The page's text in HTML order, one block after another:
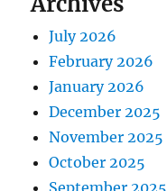
July 2026
February 2026
January 2026
December 2025
November 2025
October 2025
September 2025